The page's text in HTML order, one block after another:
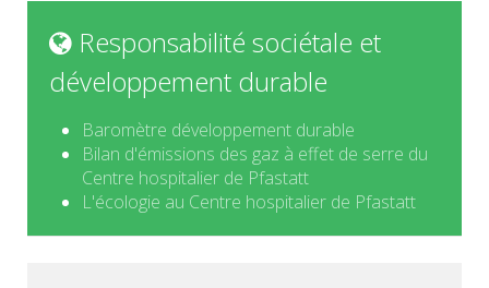
Responsabilité sociétale et
développement durable
Baromètre développement durable
Bilan d'émissions des gaz à effet de serre du
Centre hospitalier de Pfastatt
L'écologie au Centre hospitalier de Pfastatt